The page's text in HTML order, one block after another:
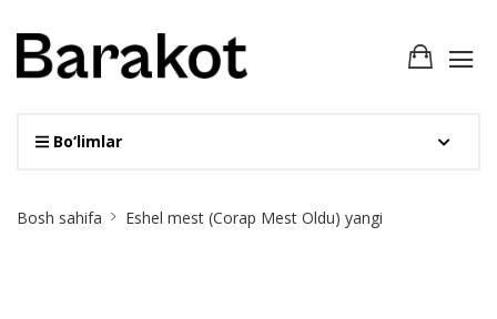
Bo‘limlar
Breadcrumb
Bosh sahifa Eshel mest (Corap Mest Oldu) yangi